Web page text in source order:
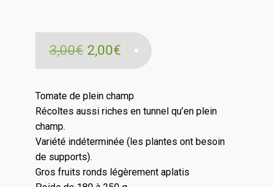
3,00€ Le
prix
initial
était :
3,00€.
2,00€Le
prix
actuel
est :
2,00€.
Tomate de plein champ
Récoltes aussi riches en tunnel qu’en plein
champ.
Variété indéterminée (les plantes ont besoin
de supports).
Gros fruits ronds légèrement aplatis